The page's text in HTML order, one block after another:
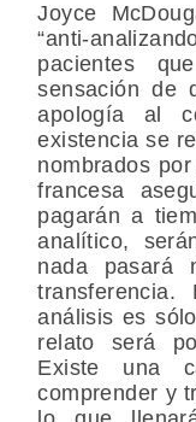
Joyce
“anti-
pacientes
sensación de
apología al
existencia se
nombrados
francesa
pagarán a
analítico,
nada
análisis es
relato será
Existe una
comprender y